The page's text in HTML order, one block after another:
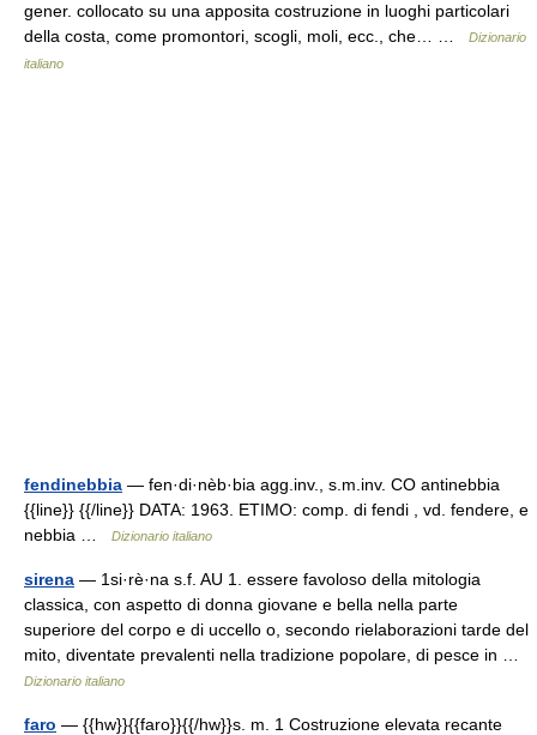
gener. collocato su una apposita costruzione in luoghi particolari
della costa, come promontori, scogli, moli, ecc., che… …
Dizionario
italiano
fendinebbia — fen·di·nèb·bia agg.inv., s.m.inv. CO antinebbia
{{line}} {{/line}} DATA: 1963. ETIMO: comp. di fendi , vd. fendere, e
nebbia …
Dizionario italiano
sirena — 1si·rè·na s.f. AU 1. essere favoloso della mitologia
classica, con aspetto di donna giovane e bella nella parte
superiore del corpo e di uccello o, secondo rielaborazioni tarde del
mito, diventate prevalenti nella tradizione popolare, di pesce in …
Dizionario italiano
faro — {{hw}}{{faro}}{{/hw}}s. m. 1 Costruzione elevata recante